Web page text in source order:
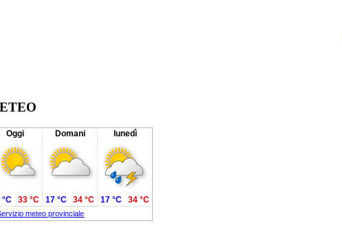
Oggi Domani lunedì
meteo provinciale
°C 33 °C 17 °C 34 °C 17 °C 34 °C